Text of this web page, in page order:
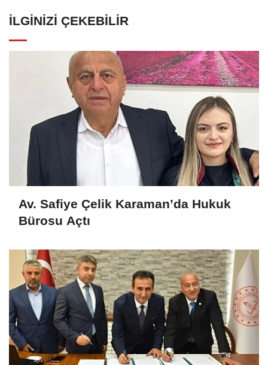
İLGINIZI ÇEKEBILIR
Av. Safiye Çelik Karaman’da Hukuk
Bürosu Açtı